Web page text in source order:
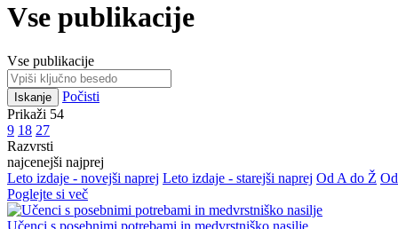
Vse publikacije
Vse publikacije
Iskanje
Počisti
Prikaži 54
9 18 27
Razvrsti
najcenejši najprej
Leto izdaje - novejši naprej Leto izdaje - starejši naprej Od A do Ž
Poglejte si več
Učenci s posebnimi potrebami in medvrstniško nasilje